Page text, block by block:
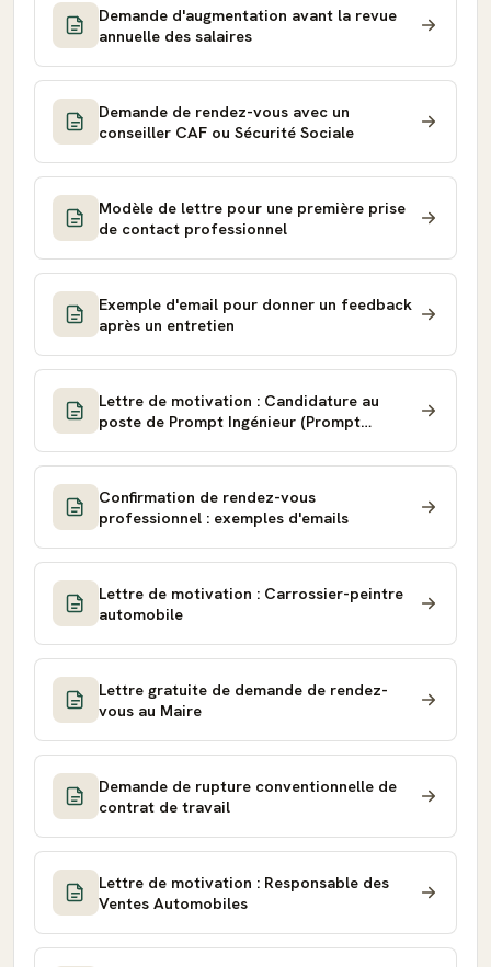
Demande d'augmentation avant la revue
annuelle des salaires
Demande de rendez-vous avec un
conseiller CAF ou Sécurité Sociale
Modèle de lettre pour une première prise
de contact professionnel
Exemple d'email pour donner un feedback
après un entretien
Lettre de motivation : Candidature au
poste de Prompt Ingénieur (Prompt
Confirmation de rendez-vous
professionnel : exemples d'emails
Lettre de motivation : Carrossier-peintre
automobile
Lettre gratuite de demande de rendez-
vous au Maire
Demande de rupture conventionnelle de
contrat de travail
Lettre de motivation : Responsable des
Ventes Automobiles